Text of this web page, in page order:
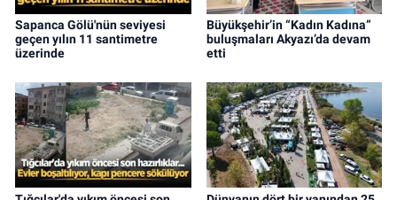
Sapanca Gölü'nün seviyesi
geçen yılın 11 santimetre
üzerinde
Büyükşehir’in “Kadın Kadına”
buluşmaları Akyazı’da devam
etti